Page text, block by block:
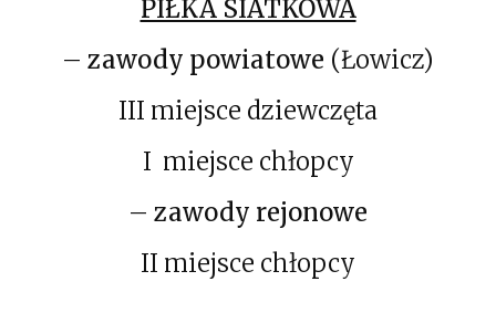
PIŁKA SIATKOWA
– zawody powiatowe (Łowicz)
III miejsce dziewczęta
I miejsce chłopcy
– zawody rejonowe
II miejsce chłopcy